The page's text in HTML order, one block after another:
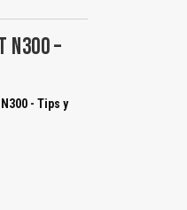
N300 –
- Tips y